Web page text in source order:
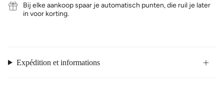
Bij elke aankoop spaar je automatisch punten, die ruil je later
in voor korting.
Expédition et informations